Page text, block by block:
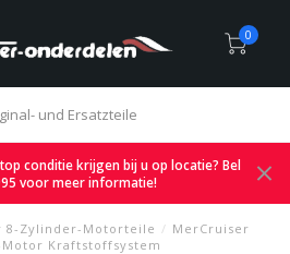
0
und Ersatzteile
conditie krijgen bij u op locatie? Bel
voor meer informatie!
8-Zylinder-Motorteile / MerCruiser
Kraftstoffsystem